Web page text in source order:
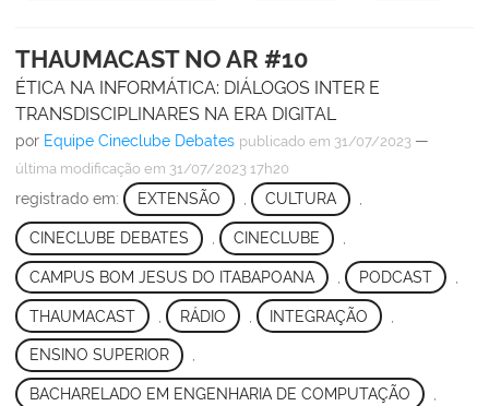
THAUMACAST NO AR #10
ÉTICA NA INFORMÁTICA: DIÁLOGOS INTER E
TRANSDISCIPLINARES NA ERA DIGITAL
por Equipe Cineclube Debates publicado em 31/07/2023 —
última modificação em 31/07/2023 17h20
registrado em: EXTENSÃO , CULTURA ,
CINECLUBE DEBATES CINECLUBE
CAMPUS BOM JESUS DO ITABAPOANA PODCAST
THAUMACAST RÁDIO INTEGRAÇÃO
ENSINO SUPERIOR ,
BACHARELADO EM ENGENHARIA DE COMPUTAÇÃO